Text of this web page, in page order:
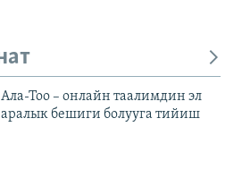
Ала-Тоо – онлайн таалимдин эл
аралык бешиги болууга тийиш